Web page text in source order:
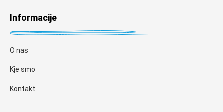
Informacije
O nas
Kje smo
Kontakt